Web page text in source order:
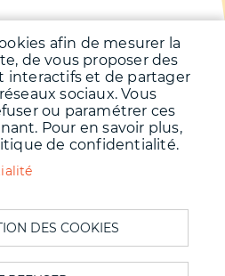
afin de mesurer la
de vous proposer des
interactifs et de partager
sociaux. Vous
ou paramétrer ces
Pour en savoir plus,
de confidentialité.
DES COOKIES